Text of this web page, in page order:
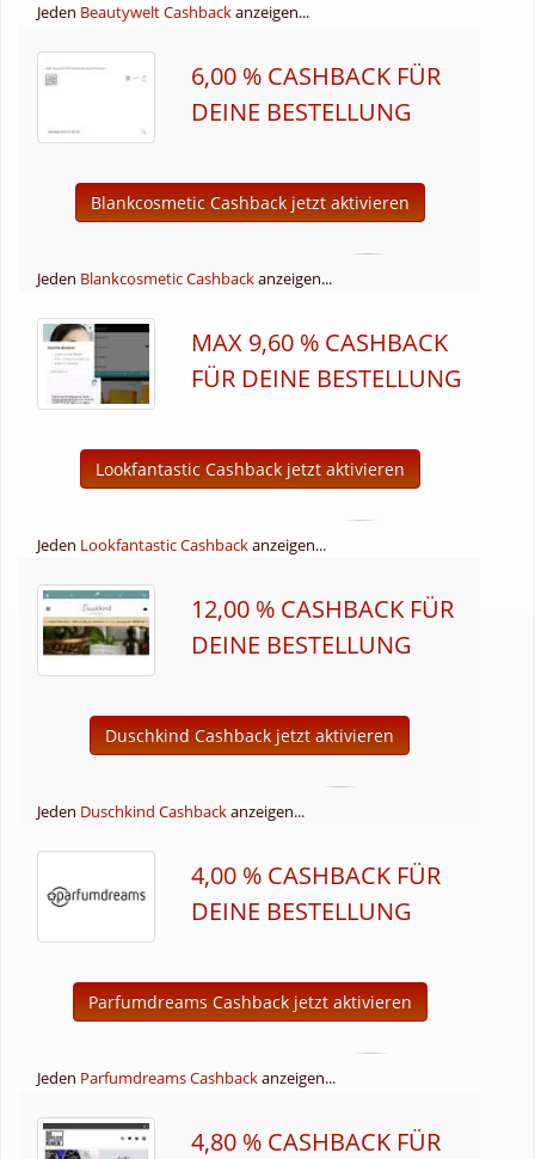
Jeden Beautywelt Cashbackanzeigen...
6,00 % CASHBACK FÜR
DEINE BESTELLUNG
Blankcosmetic Cashback jetzt aktivieren
Jeden Blankcosmetic Cashbackanzeigen...
MAX 9,60 % CASHBACK
FÜR DEINE BESTELLUNG
Lookfantastic Cashback jetzt aktivieren
Jeden Lookfantastic Cashbackanzeigen...
12,00 % CASHBACK FÜR
DEINE BESTELLUNG
Duschkind Cashback jetzt aktivieren
Jeden Duschkind Cashbackanzeigen...
4,00 % CASHBACK FÜR
DEINE BESTELLUNG
Parfumdreams Cashback jetzt aktivieren
Jeden Parfumdreams Cashbackanzeigen...
4,80 % CASHBACK FÜR